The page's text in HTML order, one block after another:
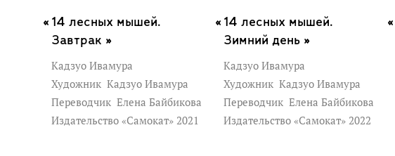
14 лесных мышей.
Завтрак »
Кадзуо Ивамура
Художник Кадзуо Ивамура
Переводчик Елена Байбикова
Издательство «Самокат» 2021
14 лесных мышей.
Зимний день »
Кадзуо Ивамура
Художник Кадзуо Ивамура
Переводчик Елена Байбикова
Издательство «Самокат» 2022